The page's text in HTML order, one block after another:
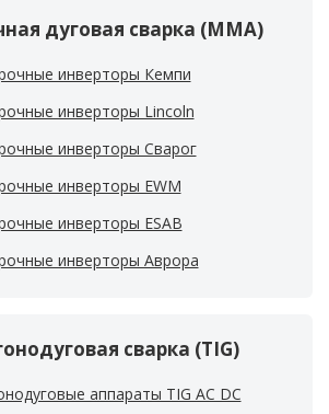
дуговая сварка (MMA)
инверторы Кемпи
инверторы Lincoln
инверторы Сварог
инверторы EWM
инверторы ESAB
инверторы Аврора
сварка (TIG)
аппараты TIG AC DC